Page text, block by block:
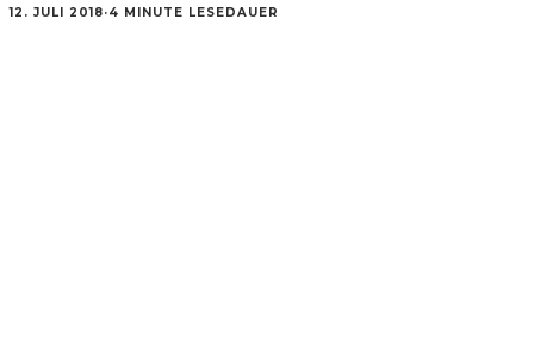
12. JULI 2018·4 MINUTE LESEDAUER